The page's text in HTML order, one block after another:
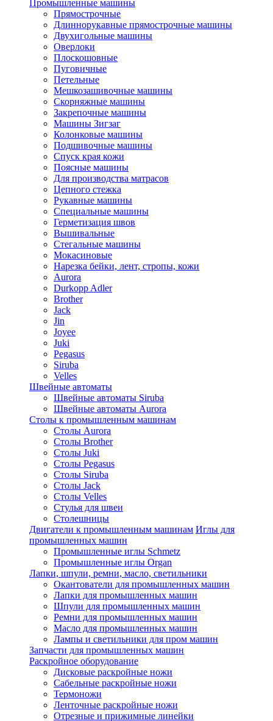
Промышленные машины
Прямострочные
Длиннорукавные прямострочные машины
Двухигольные машины
Оверлоки
Плоскошовные
Пуговичные
Петельные
Мешкозашивочные машины
Скорняжные машины
Закрепочные машины
Машины Зигзаг
Колонковые машины
Подшивочные машины
Спуск края кожи
Поясные машины
Для производства матрасов
Цепного стежка
Рукавные машины
Специальные машины
Герметизация швов
Вышивальные
Стегальные машины
Мокасиновые
Нарезка бейки, лент, стропы, кожи
Aurora
Durkopp Adler
Brother
Jack
Jin
Joyee
Juki
Pegasus
Siruba
Velles
Швейные автоматы
Швейные автоматы Siruba
Швейные автоматы Aurora
Столы к промышленным машинам
Столы Aurora
Столы Brother
Столы Juki
Столы Pegasus
Столы Siruba
Столы Jack
Столы Velles
Стулья для швеи
Столешницы
Двигатели к промышленным машинам Иглы для
промышленных машин
Промышленные иглы Schmetz
Промышленные иглы Organ
Лапки, шпули, ремни, масло, светильники
Окантователи для промышленных машин
Лапки для промышленных машин
Шпули для промышленных машин
Ремни для промышленных машин
Масло для промышленных машин
Лампы и светильники для пром машин
Запчасти для промышленных машин
Раскройное оборудование
Дисковые раскройные ножи
Сабельные раскройные ножи
Термоножи
Ленточные раскройные ножи
Отрезные и прижимные линейки